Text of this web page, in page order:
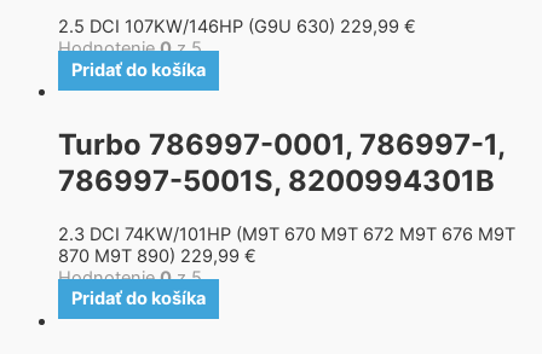
2.5 DCI 107KW/146HP (G9U 630) 229,99 €
Hodnotenie0z 5
Pridať do košíka
Turbo 786997-0001, 786997-1,
786997-5001S, 8200994301B
2.3 DCI 74KW/101HP (M9T 670 M9T 672 M9T 676 M9T
870 M9T 890) 229,99 €
Hodnotenie0z 5
Pridať do košíka